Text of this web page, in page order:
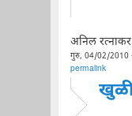
अनिल रत्नाकर
गुरु, 04/02/2010
permalink